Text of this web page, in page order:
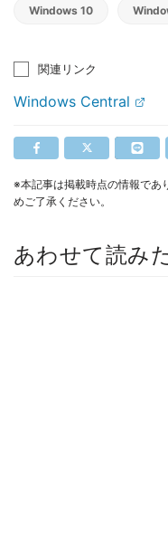
Windows 10
関連リンク
Windows Central
※本記事は掲載時点の情報であ
めご了承ください。
あわせて読み